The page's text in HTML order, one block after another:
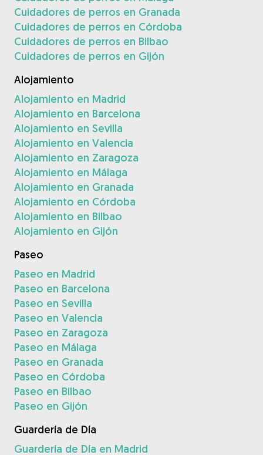
Cuidadores de perros en Granada
Cuidadores de perros en Córdoba
Cuidadores de perros en Bilbao
Cuidadores de perros en Gijón
Alojamiento
Alojamiento en Madrid
Alojamiento en Barcelona
Alojamiento en Sevilla
Alojamiento en Valencia
Alojamiento en Zaragoza
Alojamiento en Málaga
Alojamiento en Granada
Alojamiento en Córdoba
Alojamiento en Bilbao
Alojamiento en Gijón
Paseo
Paseo en Madrid
Paseo en Barcelona
Paseo en Sevilla
Paseo en Valencia
Paseo en Zaragoza
Paseo en Málaga
Paseo en Granada
Paseo en Córdoba
Paseo en Bilbao
Paseo en Gijón
Guardería de Día
Guardería de Día en Madrid